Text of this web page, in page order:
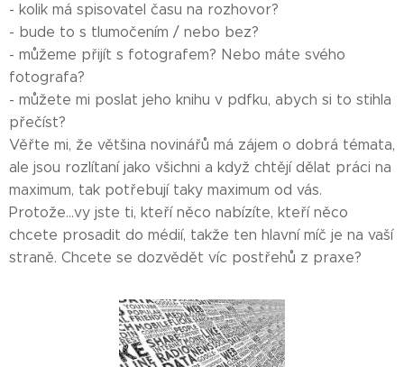
- kolik má spisovatel času na rozhovor?
- bude to s tlumočením / nebo bez?
- můžeme přijít s fotografem? Nebo máte svého
fotografa?
- můžete mi poslat jeho knihu v pdfku, abych si to stihla
přečíst?
Věřte mi, že většina novinářů má zájem o dobrá témata,
ale jsou rozlítaní jako všichni a když chtějí dělat práci na
maximum, tak potřebují taky maximum od vás.
Protože...vy jste ti, kteří něco nabízíte, kteří něco
chcete prosadit do médií, takže ten hlavní míč je na vaší
straně. Chcete se dozvědět víc postřehů z praxe?